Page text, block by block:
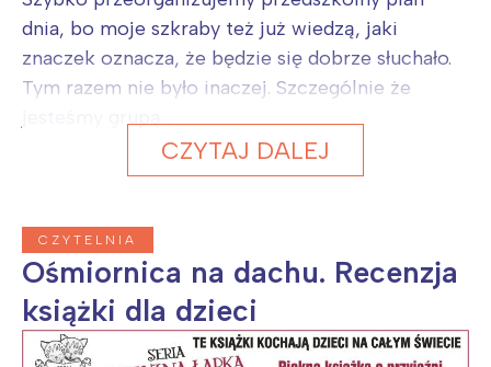
dnia, bo moje szkraby też już wiedzą, jaki
znaczek oznacza, że będzie się dobrze słuchało.
Tym razem nie było inaczej. Szczególnie że
CZYTAJ DALEJ
CZYTELNIA
Ośmiornica na dachu. Recenzja
książki dla dzieci